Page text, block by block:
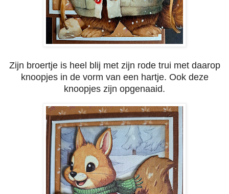
Zijn broertje is heel blij met zijn rode trui met daarop
knoopjes in de vorm van een hartje. Ook deze
knoopjes zijn opgenaaid.